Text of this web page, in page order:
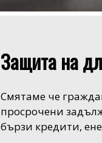
Защита на
Смятаме че
просрочени
бързи кредити,